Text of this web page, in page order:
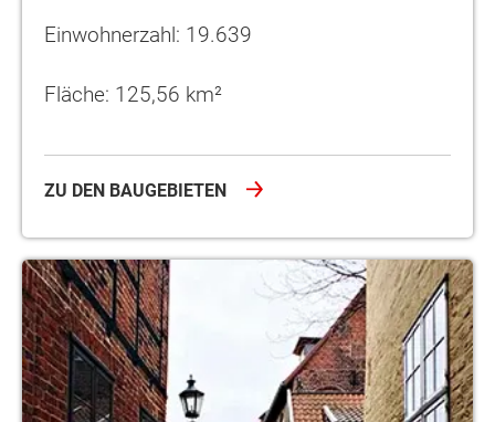
Einwohnerzahl: 19.639
Fläche: 125,56 km²
ZU DEN BAUGEBIETEN
Oelde